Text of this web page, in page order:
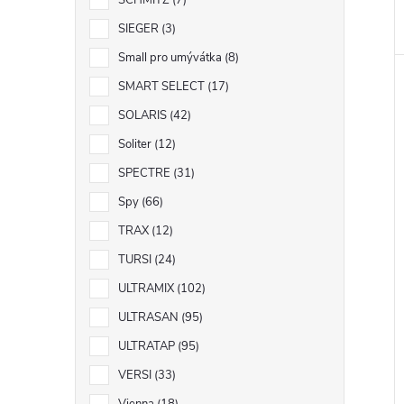
SIEGER 3
Small pro umývátka 8
SMART SELECT 17
SOLARIS 42
Soliter 12
SPECTRE 31
Spy 66
TRAX 12
TURSI 24
ULTRAMIX 102
ULTRASAN 95
ULTRATAP 95
VERSI 33